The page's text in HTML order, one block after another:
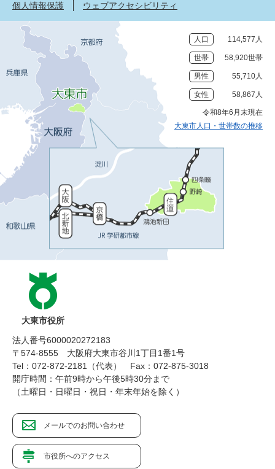
個人情報保護
ウェブアクセシビリティ
人口 114,577人
世帯 58,920世帯
男性 55,710人
女性 58,867人
令和8年6月末現在
大東市人口・世帯数の推移
大東市役所
法人番号6000020272183
〒574-8555 大阪府大東市谷川1丁目1番1号
Tel：072-872-2181（代表）
Fax：072-875-3018
開庁時間：午前9時から午後5時30分まで
（土曜日・日曜日・祝日・年末年始を除く）
メールでのお問い合わせ
市役所へのアクセス